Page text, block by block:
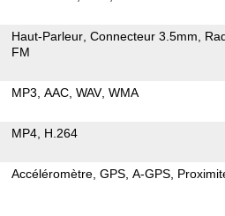
Haut-Parleur Connecteur 3.5mm
FM
MP3 AAC WAV WMA
MP4 H.264
Accéléromètre GPS A-GPS